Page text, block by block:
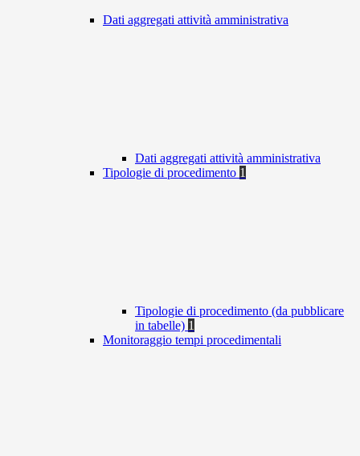
Dati aggregati attività amministrativa
Dati aggregati attività amministrativa
Tipologie di procedimento 1
Tipologie di procedimento (da pubblicare
in tabelle) 1
Monitoraggio tempi procedimentali